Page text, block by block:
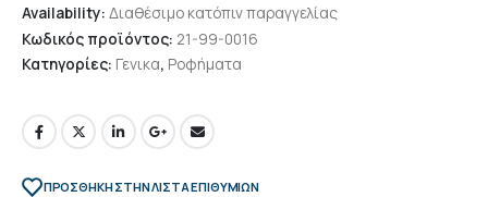
Availability: Διαθέσιμο κατόπιν παραγγελίας
Κωδικός προϊόντος: 21-99-0016
Κατηγορίες: Γενικα, Ροφήματα
ΠΡΌΣΘΉΚΗ ΣΤΗΝ ΛΊΣΤΑ ΕΠΙΘΥΜΙΏΝ